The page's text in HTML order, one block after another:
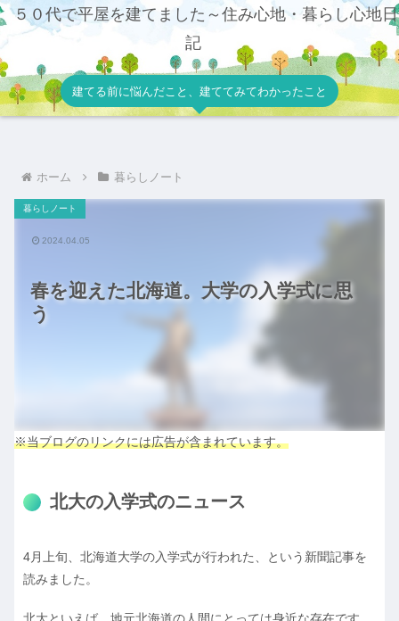
５０代で平屋を建てました～住み心地・暮らし心地日
記
建てる前に悩んだこと、建ててみてわかったこと
ホーム 暮らしノート
春を迎えた北海道。大学の入学式に思
う
暮らしノート
2024.04.05
※当ブログのリンクには広告が含まれています。
北大の入学式のニュース
4月上旬、北海道大学の入学式が行われた、という新聞記事を
読みました。